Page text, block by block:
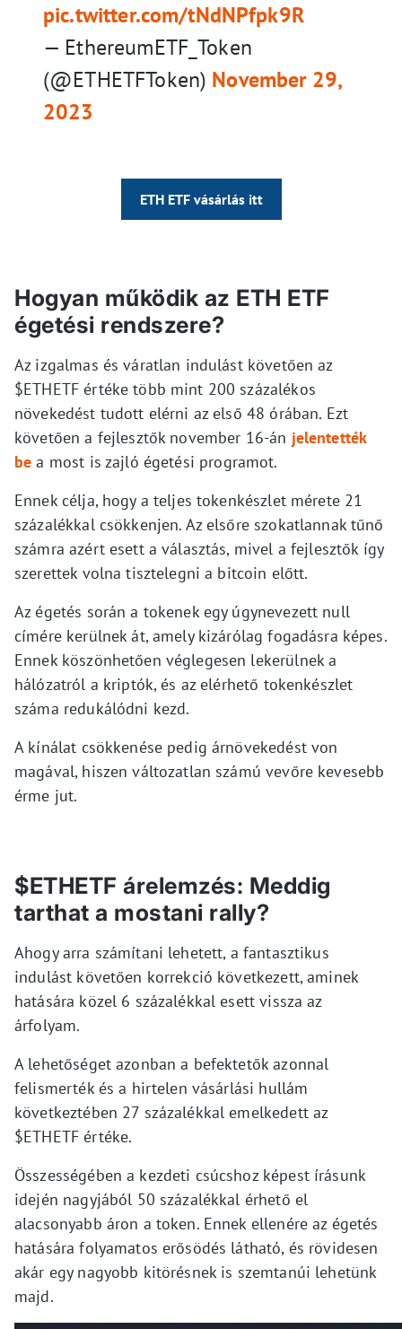
pic.twitter.com/tNdNPfpk9R
— EthereumETF_Token
(@ETHETFToken) November 29,
2023
ETH ETF vásárlás itt
Hogyan működik az ETH ETF
égetési rendszere?
Az izgalmas és váratlan indulást követően az
$ETHETF értéke több mint 200 százalékos
növekedést tudott elérni az első 48 órában. Ezt
követően a fejlesztők november 16-án jelentették
be a most is zajló égetési programot.
Ennek célja, hogy a teljes tokenkészlet mérete 21
százalékkal csökkenjen. Az elsőre szokatlannak tűnő
számra azért esett a választás, mivel a fejlesztők így
szerettek volna tisztelegni a bitcoin előtt.
Az égetés során a tokenek egy úgynevezett null
címére kerülnek át, amely kizárólag fogadásra képes.
Ennek köszönhetően véglegesen lekerülnek a
hálózatról a kriptók, és az elérhető tokenkészlet
száma redukálódni kezd.
A kínálat csökkenése pedig árnövekedést von
magával, hiszen változatlan számú vevőre kevesebb
érme jut.
$ETHETF árelemzés: Meddig
tarthat a mostani rally?
Ahogy arra számítani lehetett, a fantasztikus
indulást követően korrekció következett, aminek
hatására közel 6 százalékkal esett vissza az
árfolyam.
A lehetőséget azonban a befektetők azonnal
felismerték és a hirtelen vásárlási hullám
következtében 27 százalékkal emelkedett az
$ETHETF értéke.
Összességében a kezdeti csúcshoz képest írásunk
idején nagyjából 50 százalékkal érhető el
alacsonyabb áron a token. Ennek ellenére az égetés
hatására folyamatos erősödés látható, és rövidesen
akár egy nagyobb kitörésnek is szemtanúi lehetünk
majd.